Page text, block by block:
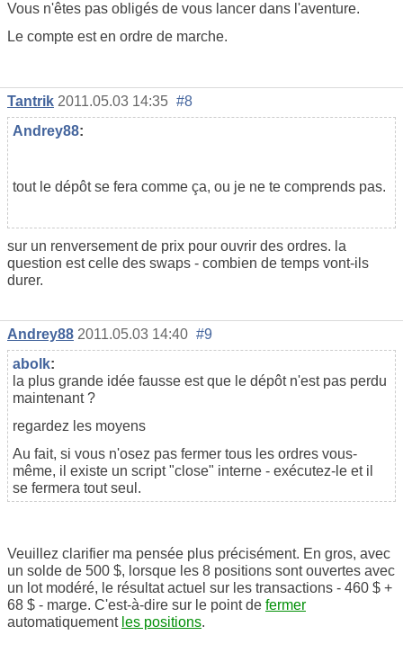
Vous n'êtes pas obligés de vous lancer dans l'aventure.
Le compte est en ordre de marche.
Tantrik 2011.05.03 14:35 #8
Andrey88:
tout le dépôt se fera comme ça, ou je ne te comprends pas.
sur un renversement de prix pour ouvrir des ordres. la
question est celle des swaps - combien de temps vont-ils
durer.
Andrey88 2011.05.03 14:40 #9
abolk:
la plus grande idée fausse est que le dépôt n'est pas perdu
maintenant ?
regardez les moyens
Au fait, si vous n'osez pas fermer tous les ordres vous-
même, il existe un script "close" interne - exécutez-le et il
se fermera tout seul.
Veuillez clarifier ma pensée plus précisément. En gros, avec
un solde de 500 $, lorsque les 8 positions sont ouvertes avec
un lot modéré, le résultat actuel sur les transactions - 460 $ +
68 $ - marge. C'est-à-dire sur le point de fermer
automatiquement les positions.